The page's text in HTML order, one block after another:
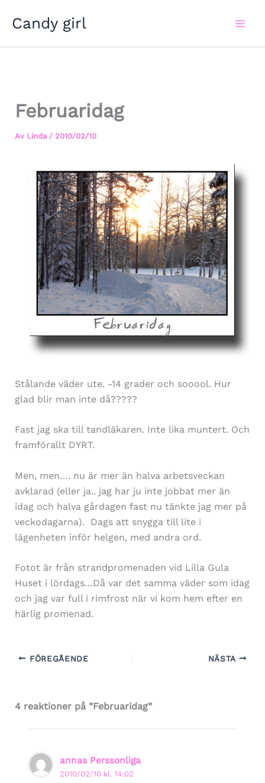
Candy girl
Februaridag
Av Linda / 2010/02/10
Stålande väder ute. -14 grader och sooool. Hur
glad blir man inte då?????
Fast jag ska till tandläkaren. Inte lika muntert. Och
framförallt DYRT.
Men, men…. nu är mer än halva arbetsveckan
avklarad (eller ja.. jag har ju inte jobbat mer än
idag och halva gårdagen fast nu tänkte jag mer på
veckodagarna). Dags att snygga till lite i
lägenheten inför helgen, med andra ord.
Fotot är från strandpromenaden vid Lilla Gula
Huset i lördags…Då var det samma väder som idag
och jag var full i rimfrost när vi kom hem efter en
härlig promenad.
FÖREGÅENDE NÄSTA
4 reaktioner på ”Februaridag”
annas Perssonliga
2010/02/10 kl. 14:02